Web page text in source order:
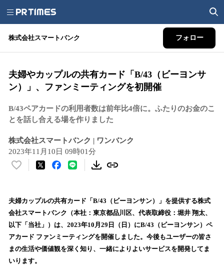
株式会社スマートバンク フォロー
夫婦やカップルの共有カード「B/43（ビーヨンサ
ン）」、ファンミーティングを初開催
B/43ペアカードの利用者数は前年比4倍に。ふたりのお金のこ
とを話し合える場を作りました
株式会社スマートバンク | ワンバンク
2023年11月10日 09時01分
い
！
数
を
読
込
み
夫婦カップルの共有カード「B/43（ビーヨンサン）」を提供する株式
会社スマートバンク（本社：東京都品川区、代表取締役：堀井 翔太、
以下「当社」）は、2023年10月29日（日）にB/43（ビーヨンサン）ペ
アカード ファンミーティングを開催しました。今後もユーザーの皆さ
まの生活や価値観を深く知り、一緒によりよいサービスを開発してま
いります。